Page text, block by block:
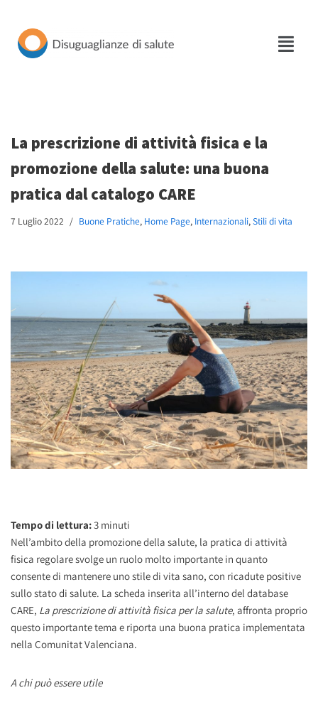
Vai
La prescrizione di attività fisica e la
promozione della salute: una buona
pratica dal catalogo CARE
7 Luglio 2022 Buone Pratiche, Home Page, Internazionali, Stili di vita
Tempo di lettura:3 minuti
Nell’ambito della promozione della salute, la pratica di attività
fisica regolare svolge un ruolo molto importante in quanto
consente di mantenere uno stile di vita sano, con ricadute positive
sullo stato di salute. La scheda inserita all’interno del database
CARE, La prescrizione di attività fisica per la salute, affronta proprio
questo importante tema e riporta una buona pratica implementata
nella Comunitat Valenciana.
A chi può essere utile